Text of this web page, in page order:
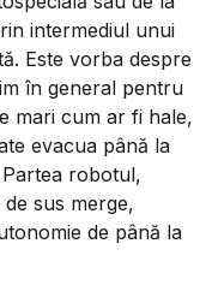
intermediul unui
Este vorba despre
în general pentru
mari cum ar fi hale,
evacua până la
robotul,
sus merge,
de până la